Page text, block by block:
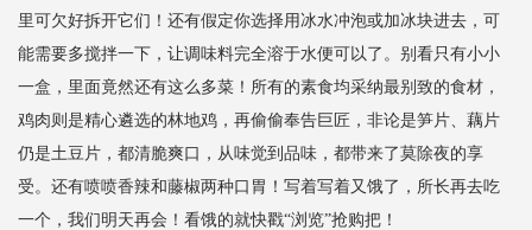
里可欠好拆开它们！还有假定你选择用冰水冲泡或加冰块进去，可
能需要多搅拌一下，让调味料完全溶于水便可以了。别看只有小小
一盒，里面竟然还有这么多菜！所有的素食均采纳最别致的食材，
鸡肉则是精心遴选的林地鸡，再偷偷奉告巨匠，非论是笋片、藕片
仍是土豆片，都清脆爽口，从味觉到品味，都带来了莫除夜的享
受。还有喷喷香辣和藤椒两种口胃！写着写着又饿了，所长再去吃
一个，我们明天再会！看饿的就快戳“浏览”抢购把！